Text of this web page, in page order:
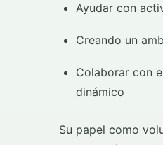
Ayudar con
Creando un
Colaborar con
dinámico
Su papel como